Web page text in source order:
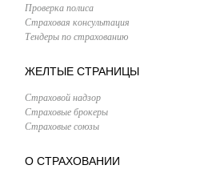
Проверка полиса
Страховая консультация
Тендеры по страхованию
ЖЕЛТЫЕ СТРАНИЦЫ
Страховой надзор
Страховые брокеры
Страховые союзы
О СТРАХОВАНИИ